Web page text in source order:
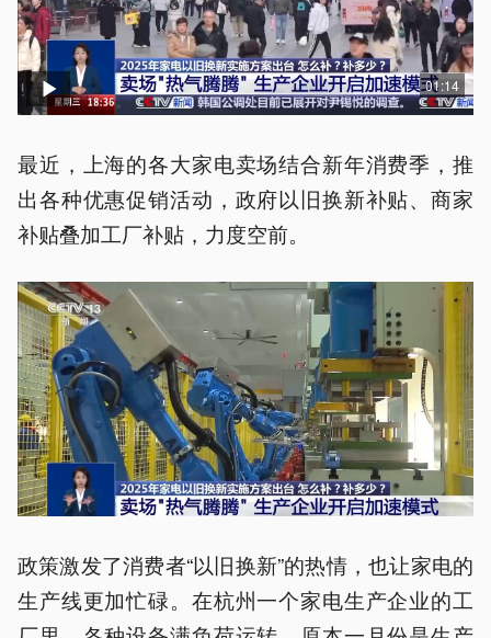
01:14
最近，上海的各大家电卖场结合新年消费季，推
出各种优惠促销活动，政府以旧换新补贴、商家
补贴叠加工厂补贴，力度空前。
政策激发了消费者“以旧换新”的热情，也让家电的
生产线更加忙碌。在杭州一个家电生产企业的工